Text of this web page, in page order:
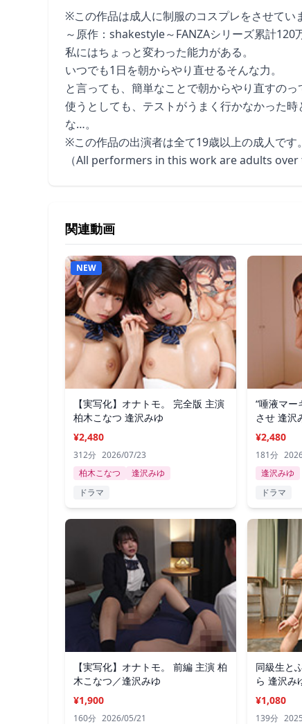
※この作品は成人に制服のコスプレをさせてい
～原作：shakestyle～FANZAシリーズ累計120
私にはちょっと変わった能力がある。
いつでも1日を朝からやり直せるそんな力。
と言っても、簡単なことで朝からやり直すのっ
使うとしても、テストがうまく行かなかった
な…。
※この作品の出演者は全て19歳以上の成人です。
（All performers in this work are adults over
関連動画
NEW
【実写化】オナトモ。 完全版 主演
柏木こなつ 逢沢みゆ
¥2,480
312分 2026/07/23
柏木こなつ
逢沢みゆ
ドラマ
“唾液マー
させ 逢沢
¥2,480
181分
逢沢みゆ
ドラマ
【実写化】オナトモ。 前編 主演 柏
木こなつ／逢沢みゆ
¥1,900
160分 2026/05/21
同級生と
ら 逢沢み
¥1,080
139分